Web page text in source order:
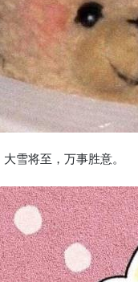
雪将至，万事胜意。